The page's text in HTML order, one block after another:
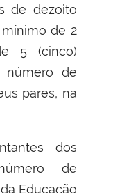
de dezoito
de 2
5 (cinco)
número de
pares, na
dos
de
Educação